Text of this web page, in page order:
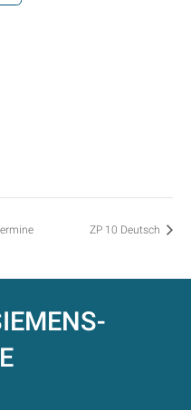
ZP 10 Deutsch